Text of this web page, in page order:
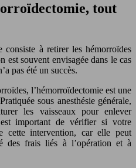
tout
consiste à retirer les hémorroïdes
est souvent envisagée dans le cas
pas été un succès.
l’hémorroïdectomie est une
sous anesthésie générale,
les vaisseaux pour enlever
important de vérifier si votre
cette intervention, car elle peut
des frais liés à l’opération et à